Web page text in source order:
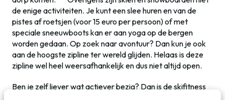
de enige activiteiten. Je kunt een slee huren en van de
pistes af roetsjen (voor 15 euro per persoon) of met
speciale sneeuwboots kan er aan yoga op de bergen
worden gedaan. Op zoek naar avontuur? Dan kun je ook
aan de hoogste zipline ter wereld glijden. Helaas is deze
zipline wel heel weersafhankelijk en dus niet altijd open.
Ben je zelf liever wat actiever bezig? Dan is de skifitness